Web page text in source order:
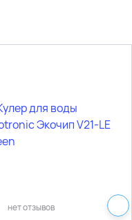
нет отзывов